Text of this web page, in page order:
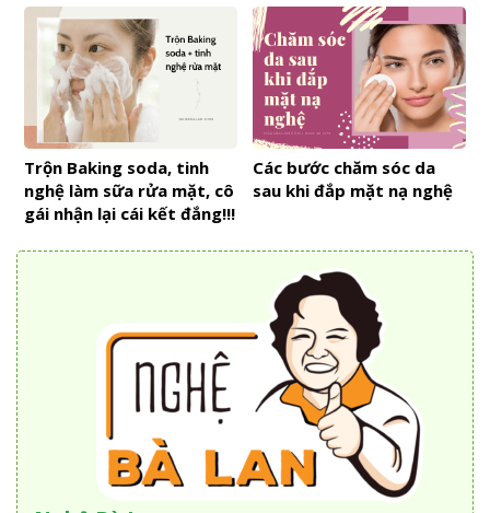
Trộn Baking soda, tinh
nghệ làm sữa rửa mặt, cô
gái nhận lại cái kết đắng!!!
Các bước chăm sóc da
sau khi đắp mặt nạ nghệ